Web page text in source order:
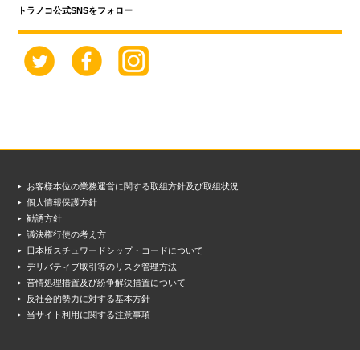
トラノコ公式SNSをフォロー
お客様本位の業務運営に関する取組方針及び取組状況
個人情報保護方針
勧誘方針
議決権行使の考え方
日本版スチュワードシップ・コードについて
デリバティブ取引等のリスク管理方法
苦情処理措置及び紛争解決措置について
反社会的勢力に対する基本方針
当サイト利用に関する注意事項